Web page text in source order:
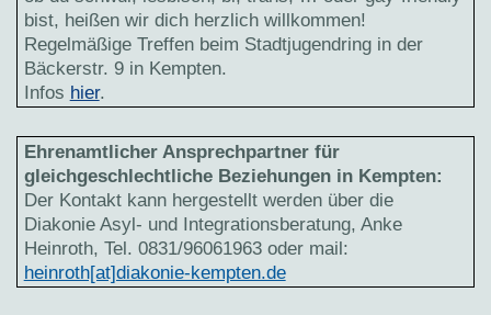
bist, heißen wir dich herzlich willkommen!
Regelmäßige Treffen beim Stadtjugendring in der
Bäckerstr. 9 in Kempten.
Infos hier.
Ehrenamtlicher Ansprechpartner für
gleichgeschlechtliche Beziehungen in Kempten:
Der Kontakt kann hergestellt werden über die
Diakonie Asyl- und Integrationsberatung, Anke
Heinroth, Tel. 0831/96061963 oder mail:
heinroth[at]diakonie-kempten.de